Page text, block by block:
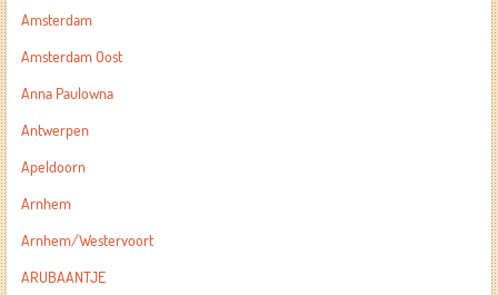
Amsterdam
Amsterdam Oost
Anna Paulowna
Antwerpen
Apeldoorn
Arnhem
Arnhem/Westervoort
ARUBAANTJE